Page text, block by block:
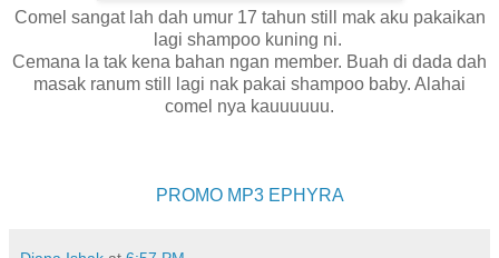
Comel sangat lah dah umur 17 tahun still mak aku pakaikan
lagi shampoo kuning ni.
Cemana la tak kena bahan ngan member. Buah di dada dah
masak ranum still lagi nak pakai shampoo baby. Alahai
comel nya kauuuuuu.
PROMO MP3 EPHYRA